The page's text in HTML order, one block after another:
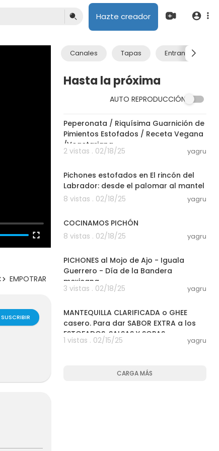
Hazte creador
Canales Tapas Entrantes
Hasta la próxima
AUTO REPRODUCCIÓN
00:05:59
Peperonata / Riquísima Guarnición de
Pimientos Estofados / Receta Vegana
/Vegetariana
2 vistas . 02/18/25 yagru
Pichones estofados en El rincón del
Labrador: desde el palomar al mantel
8 vistas . 02/18/25
yagru
COCINAMOS PICHÓN
8 vistas . 02/18/25
yagru
PICHONES al Mojo de Ajo - Iguala
Guerrero - Día de la Bandera
mexicana
3 vistas . 02/18/25 yagru
MANTEQUILLA CLARIFICADA o GHEE
casero. Para dar SABOR EXTRA a los
ESTOFADOS, SALSAS Y SOPAS
1 vistas . 02/15/25 yagru
CARGA MÁS
EMPOTRAR
SUSCRIBIR